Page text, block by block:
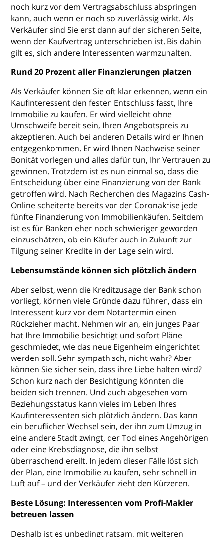
noch kurz vor dem Vertragsabschluss abspringen
kann, auch wenn er noch so zuverlässig wirkt. Als
Verkäufer sind Sie erst dann auf der sicheren Seite,
wenn der Kaufvertrag unterschrieben ist. Bis dahin
gilt es, sich andere Interessenten warmzuhalten.
Rund 20 Prozent aller Finanzierungen platzen
Als Verkäufer können Sie oft klar erkennen, wenn ein
Kaufinteressent den festen Entschluss fasst, Ihre
Immobilie zu kaufen. Er wird vielleicht ohne
Umschweife bereit sein, Ihren Angebotspreis zu
akzeptieren. Auch bei anderen Details wird er Ihnen
entgegenkommen. Er wird Ihnen Nachweise seiner
Bonität vorlegen und alles dafür tun, Ihr Vertrauen zu
gewinnen. Trotzdem ist es nun einmal so, dass die
Entscheidung über eine Finanzierung von der Bank
getroffen wird. Nach Recherchen des Magazins Cash-
Online scheiterte bereits vor der Coronakrise jede
fünfte Finanzierung von Immobilienkäufen. Seitdem
ist es für Banken eher noch schwieriger geworden
einzuschätzen, ob ein Käufer auch in Zukunft zur
Tilgung seiner Kredite in der Lage sein wird.
Lebensumstände können sich plötzlich ändern
Aber selbst, wenn die Kreditzusage der Bank schon
vorliegt, können viele Gründe dazu führen, dass ein
Interessent kurz vor dem Notartermin einen
Rückzieher macht. Nehmen wir an, ein junges Paar
hat Ihre Immobilie besichtigt und sofort Pläne
geschmiedet, wie das neue Eigenheim eingerichtet
werden soll. Sehr sympathisch, nicht wahr? Aber
können Sie sicher sein, dass ihre Liebe halten wird?
Schon kurz nach der Besichtigung könnten die
beiden sich trennen. Und auch abgesehen vom
Beziehungsstatus kann vieles im Leben Ihres
Kaufinteressenten sich plötzlich ändern. Das kann
ein beruflicher Wechsel sein, der ihn zum Umzug in
eine andere Stadt zwingt, der Tod eines Angehörigen
oder eine Krebsdiagnose, die ihn selbst
überraschend ereilt. In jedem dieser Fälle löst sich
der Plan, eine Immobilie zu kaufen, sehr schnell in
Luft auf – und der Verkäufer zieht den Kürzeren.
Beste Lösung: Interessenten vom Profi-Makler
betreuen lassen
Deshalb ist es unbedingt ratsam, mit weiteren